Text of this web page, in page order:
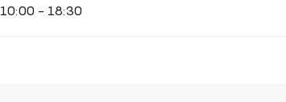
10:00 - 18:30